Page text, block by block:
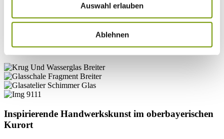
Auswahl erlauben
Ablehnen
schöne Dinge entsptehen: etwa filigrane Insekten, elegante
Glasschalen, Weindekanter und Gläser. Oder auch rätselhaft
verschlungene Gebilde wie die Radiolarienmodelle. Die dekorativen
durchs Mirkoskop.
Inspirierende Handwerkskunst im oberbayerischen
Kurort